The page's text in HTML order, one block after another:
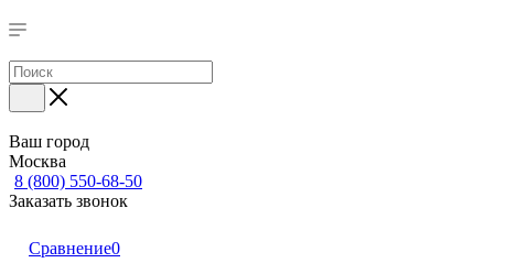
Ваш город
Москва
8 (800) 550-68-50
Заказать звонок
Сравнение0